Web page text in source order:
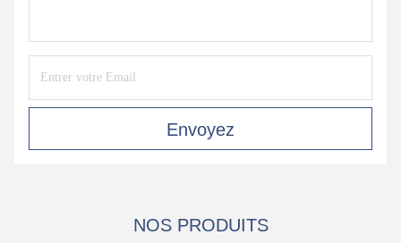
Envoyez
NOS PRODUITS